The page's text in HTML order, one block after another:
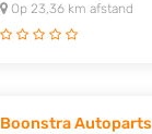
Op 23,36 km afstand
Boonstra Autoparts